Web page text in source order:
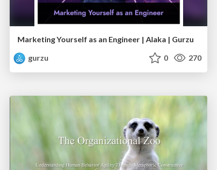
Marketing Yourself as an Engineer | Alaka | Gurzu
gurzu
0 270